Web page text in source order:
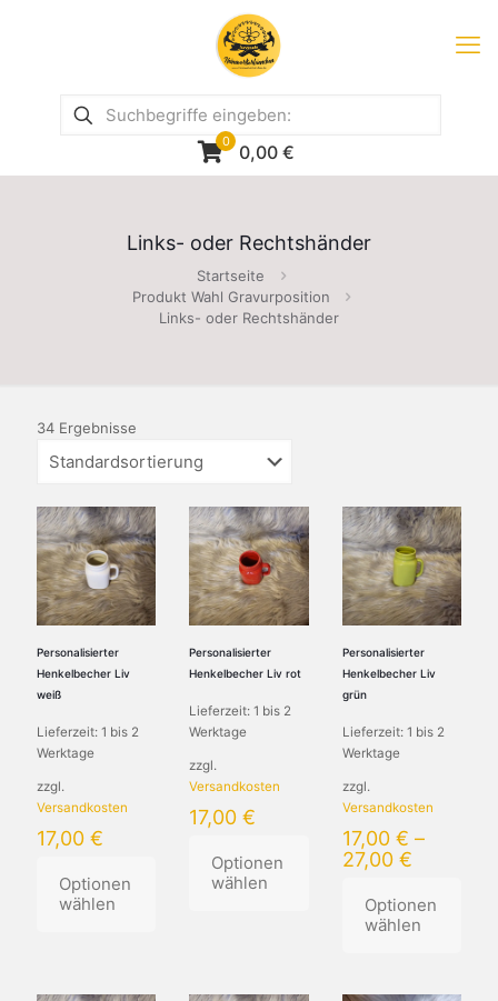
0 0,00 €
Links- oder Rechtshänder
Startseite
Produkt Wahl Gravurposition
Links- oder Rechtshänder
34 Ergebnisse
Personalisierter
Henkelbecher Liv
weiß
Lieferzeit: 1 bis 2
Werktage
zzgl.
Versandkosten
17,00 €
Optionen
wählen
weist
Personalisierter
Henkelbecher Liv rot
Lieferzeit:1 bis 2
Werktage
zzgl.
Versandkosten
17,00€
Optionen
wählen
mehrere
Personalisierter
Henkelbecher Liv
grün
Lieferzeit: 1 bis 2
Werktage
zzgl.
Versandkosten
17,00 € –
27,00 €
Optionen
wählen
Produkt